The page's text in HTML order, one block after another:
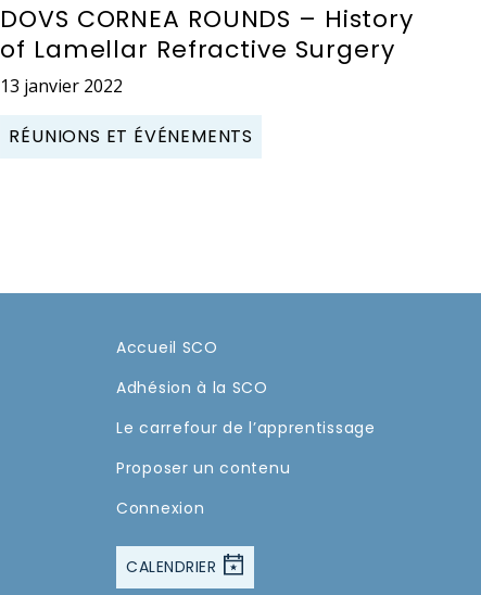
DOVS CORNEA ROUNDS – History
of Lamellar Refractive Surgery
13 janvier 2022
RÉUNIONS ET ÉVÉNEMENTS
Accueil SCO
Adhésion à la SCO
Le carrefour de l’apprentissage
Proposer un contenu
Connexion
CALENDRIER